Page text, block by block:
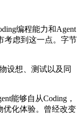
编程能力和Agent
考虑到这一点。字节
设想、测试以及同
能够自从Coding，
优化体验。曾经改变